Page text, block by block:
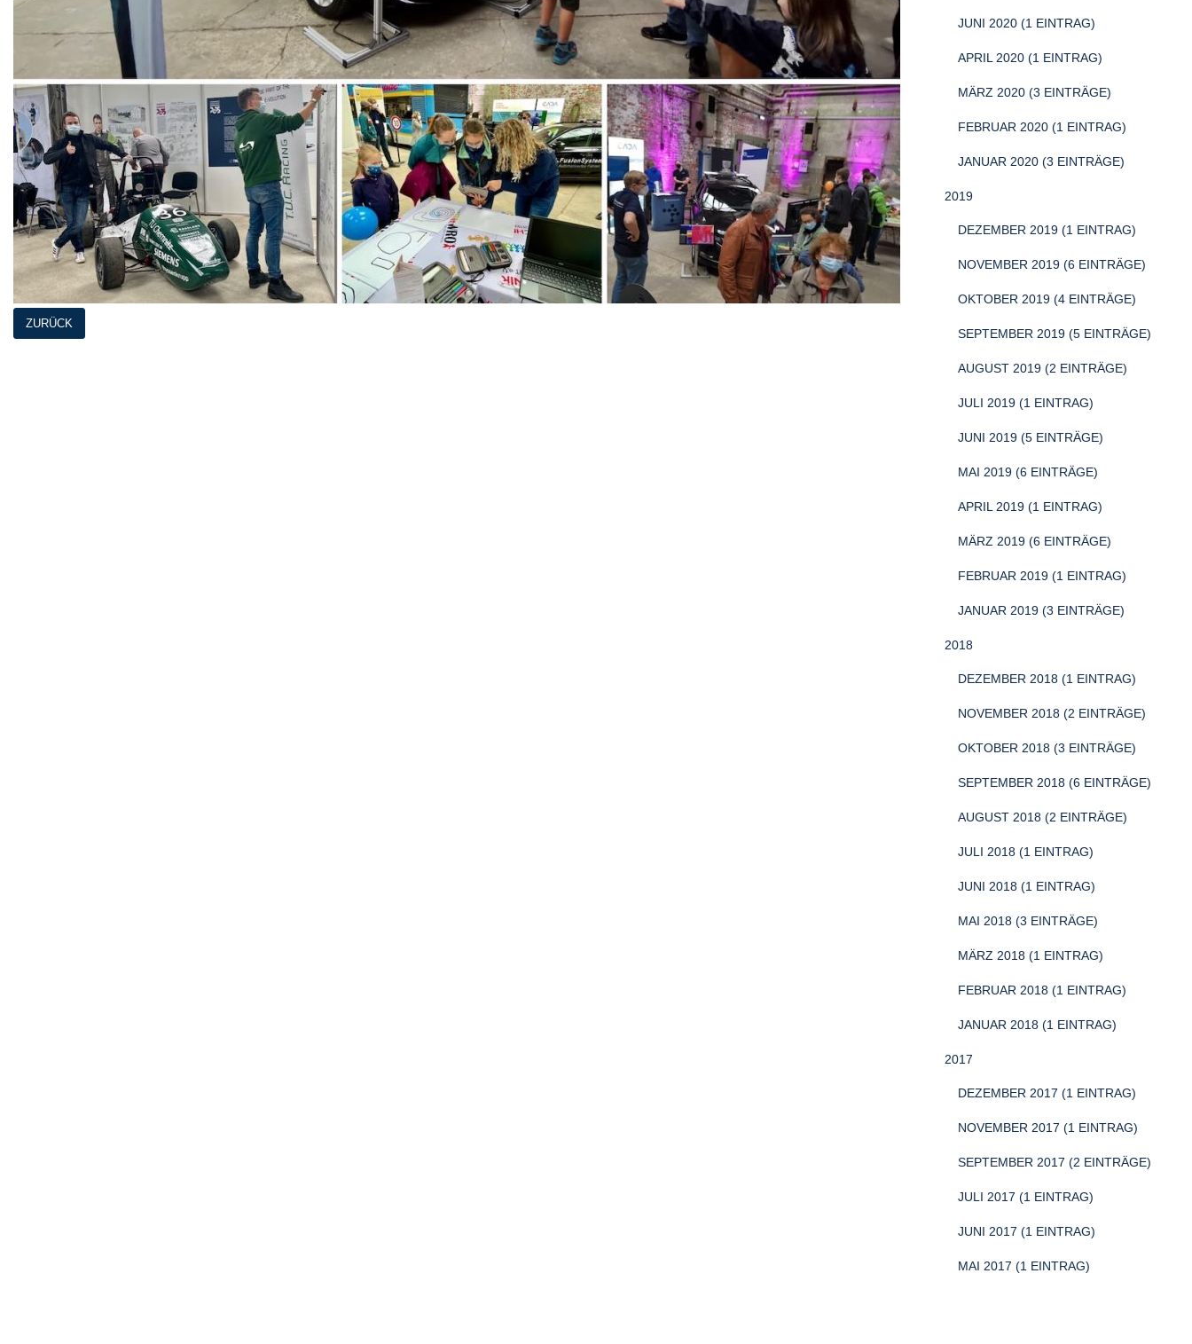
ZURÜCK
JUNI 2020 (1 EINTRAG)
APRIL 2020 (1 EINTRAG)
MÄRZ 2020 (3 EINTRÄGE)
FEBRUAR 2020 (1 EINTRAG)
JANUAR 2020 (3 EINTRÄGE)
2019
DEZEMBER 2019 (1 EINTRAG)
NOVEMBER 2019 (6 EINTRÄGE)
OKTOBER 2019 (4 EINTRÄGE)
SEPTEMBER 2019 (5 EINTRÄGE)
AUGUST 2019 (2 EINTRÄGE)
JULI 2019 (1 EINTRAG)
JUNI 2019 (5 EINTRÄGE)
MAI 2019 (6 EINTRÄGE)
APRIL 2019 (1 EINTRAG)
MÄRZ 2019 (6 EINTRÄGE)
FEBRUAR 2019 (1 EINTRAG)
JANUAR 2019 (3 EINTRÄGE)
2018
DEZEMBER 2018 (1 EINTRAG)
NOVEMBER 2018 (2 EINTRÄGE)
OKTOBER 2018 (3 EINTRÄGE)
SEPTEMBER 2018 (6 EINTRÄGE)
AUGUST 2018 (2 EINTRÄGE)
JULI 2018 (1 EINTRAG)
JUNI 2018 (1 EINTRAG)
MAI 2018 (3 EINTRÄGE)
MÄRZ 2018 (1 EINTRAG)
FEBRUAR 2018 (1 EINTRAG)
JANUAR 2018 (1 EINTRAG)
2017
DEZEMBER 2017 (1 EINTRAG)
NOVEMBER 2017 (1 EINTRAG)
SEPTEMBER 2017 (2 EINTRÄGE)
JULI 2017 (1 EINTRAG)
JUNI 2017 (1 EINTRAG)
MAI 2017 (1 EINTRAG)